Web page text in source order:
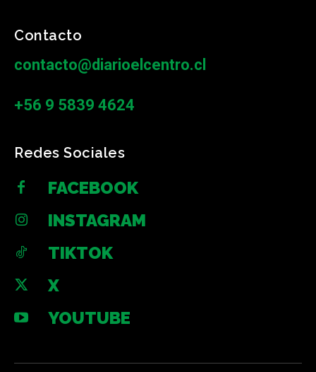
Contacto
contacto@diarioelcentro.cl
+56 9 5839 4624
Redes Sociales
FACEBOOK
INSTAGRAM
TIKTOK
X
YOUTUBE